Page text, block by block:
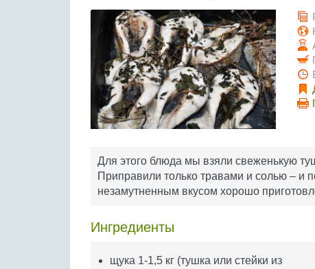
Для этого блюда мы взяли свеженькую
Приправили только травами и солью – и
незамутненным вкусом хорошо
Ингредиенты
щука 1-1,5 кг (тушка или стейки из